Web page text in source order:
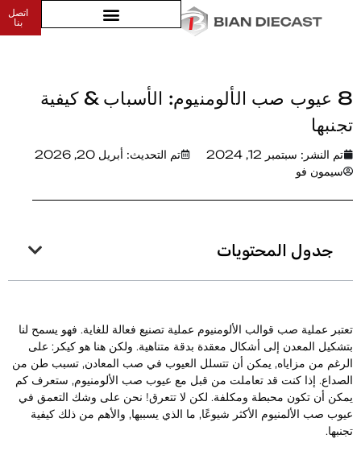
اتصل
8 عيوب صب الألومنيوم: الأسباب & كيفية تجنبها
8 عيوب صب الألومنيوم: الأسباب & كيفية
تم النشر:سبتمبر 12, 2024
تم التحديث: أبريل 20, 2026
سيمون فو
جدول المحتويات
عملية صب قوالب الألومنيوم عملية تصنيع فعالة للغاية. فهو يسمح لنا
المعدن إلى أشكال معقدة بدقة متناهية. ولكن هنا هو كيكر: على
من مزاياه, يمكن أن تتسلل العيوب في صب المعادن, تسبب طن من
إذا كنت قد تعاملت من قبل مع عيوب صب الألومنيوم, ستعرف كم
أن تكون محبطة ومكلفة. لكن لا تتعرق! نحن على وشك التعمق في
صب الألمنيوم الأكثر شيوعًا, ما الذي يسببها, والأهم من ذلك كيفية